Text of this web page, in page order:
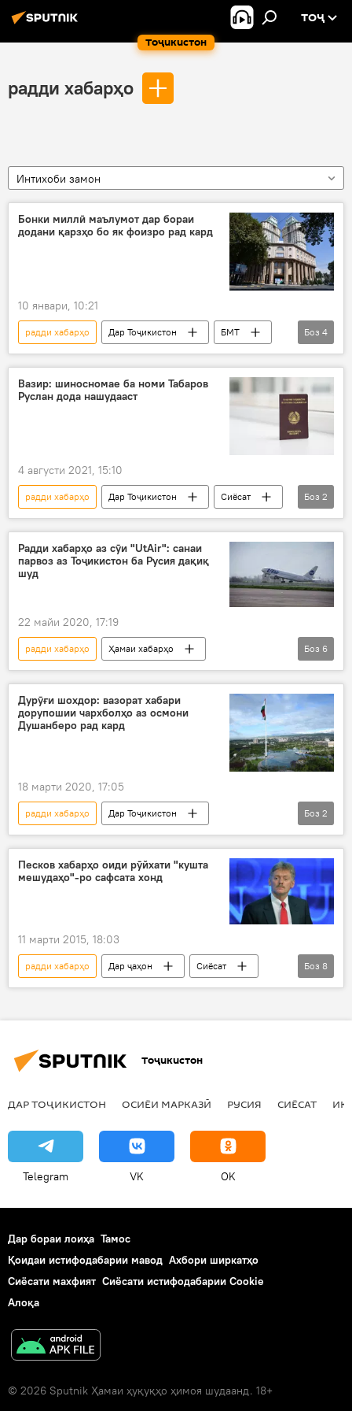
Тоҷикистон
ТОҶ
радди хабарҳо
Интихоби замон
Бонки миллӣ маълумот дар бораи
додани қарзҳо бо як фоизро рад кард
10 январи, 10:21
радди хабарҳо Дар Тоҷикистон
БМТ
Бонки Миллӣ
молия
қарзҳо
қарздиҳӣ
Боз 4
Вазир: шиносномае ба номи Табаров
Руслан дода нашудааст
4 августи 2021, 15:10
радди хабарҳо Дар Тоҷикистон
Сиёсат
шиноснома
инфиҷор
Боз 2
Радди хабарҳо аз сӯи "UtAir": санаи
парвоз аз Тоҷикистон ба Русия дақиқ
шуд
22 майи 2020, 17:19
радди хабарҳо
Ҳамаи хабарҳо
Дар Тоҷикистон
ширкат
Парвоз
фурудгоҳ
Боз 6
Дурӯғи шохдор: вазорат хабари
дорупошии чархболҳо аз осмони
Душанберо рад кард
18 марти 2020, 17:05
радди хабарҳо
Дар Тоҷикистон
Ҳамаи хабарҳо
Вазорати тандурустӣ
Боз 2
Песков хабарҳо оиди рӯйхати "кушта
мешудаҳо"-ро сафсата хонд
11 марти 2015, 18:03
радди хабарҳо Дар ҷаҳон
Сиёсат
Ҳамаи хабарҳо
Амният ва мудофиа
феҳрасти куштамешудаҳо
Дар Русия
Боз 8
Тоҷикистон
ДАР ТОҶИКИСТОН ОСИЁИ МАРКАЗӢ РУСИЯ СИЁСАТ
Telegram VK OK
Дар бораи лоиҳа Тамос
Қоидаи истифодабарии мавод Ахбори ширкатҳо
Сиёсати махфият Сиёсати истифодабарии Cookie
Алоқа
© 2026 Sputnik Ҳамаи ҳуқуқҳо ҳимоя шудаанд. 18+